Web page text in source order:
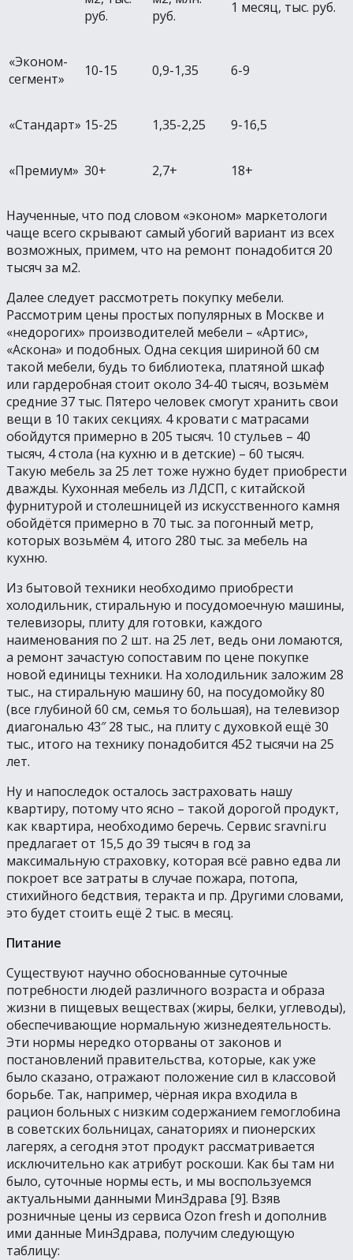
руб.
руб.
1 месяц, тыс. руб.
«Эконом-
сегмент»
10-15 0,9-1,35 6-9
«Стандарт» 15-25 1,35-2,25 9-16,5
«Премиум» 30+ 2,7+ 18+
Наученные, что под словом «эконом» маркетологи
чаще всего скрывают самый убогий вариант из всех
возможных, примем, что на ремонт понадобится 20
тысяч за м2.
Далее следует рассмотреть покупку мебели.
Рассмотрим цены простых популярных в Москве и
«недорогих» производителей мебели – «Артис»,
«Аскона» и подобных. Одна секция шириной 60 см
такой мебели, будь то библиотека, платяной шкаф
или гардеробная стоит около 34-40 тысяч, возьмём
средние 37 тыс. Пятеро человек смогут хранить свои
вещи в 10 таких секциях. 4 кровати с матрасами
обойдутся примерно в 205 тысяч. 10 стульев – 40
тысяч, 4 стола (на кухню и в детские) – 60 тысяч.
Такую мебель за 25 лет тоже нужно будет приобрести
дважды. Кухонная мебель из ЛДСП, с китайской
фурнитурой и столешницей из искусственного камня
обойдётся примерно в 70 тыс. за погонный метр,
которых возьмём 4, итого 280 тыс. за мебель на
кухню.
Из бытовой техники необходимо приобрести
холодильник, стиральную и посудомоечную машины,
телевизоры, плиту для готовки, каждого
наименования по 2 шт. на 25 лет, ведь они ломаются,
а ремонт зачастую сопоставим по цене покупке
новой единицы техники. На холодильник заложим 28
тыс., на стиральную машину 60, на посудомойку 80
(все глубиной 60 см, семья то большая), на телевизор
диагональю 43″ 28 тыс., на плиту с духовкой ещё 30
тыс., итого на технику понадобится 452 тысячи на 25
лет.
Ну и напоследок осталось застраховать нашу
квартиру, потому что ясно – такой дорогой продукт,
как квартира, необходимо беречь. Сервис sravni.ru
предлагает от 15,5 до 39 тысяч в год за
максимальную страховку, которая всё равно едва ли
покроет все затраты в случае пожара, потопа,
стихийного бедствия, теракта и пр. Другими словами,
это будет стоить ещё 2 тыс. в месяц.
Питание
Существуют научно обоснованные суточные
потребности людей различного возраста и образа
жизни в пищевых веществах (жиры, белки, углеводы),
обеспечивающие нормальную жизнедеятельность.
Эти нормы нередко оторваны от законов и
постановлений правительства, которые, как уже
было сказано, отражают положение сил в классовой
борьбе. Так, например, чёрная икра входила в
рацион больных с низким содержанием гемоглобина
в советских больницах, санаториях и пионерских
лагерях, а сегодня этот продукт рассматривается
исключительно как атрибут роскоши. Как бы там ни
было, суточные нормы есть, и мы воспользуемся
актуальными данными МинЗдрава [9]. Взяв
розничные цены из сервиса Ozon fresh и дополнив
ими данные МинЗдрава, получим следующую
таблицу: